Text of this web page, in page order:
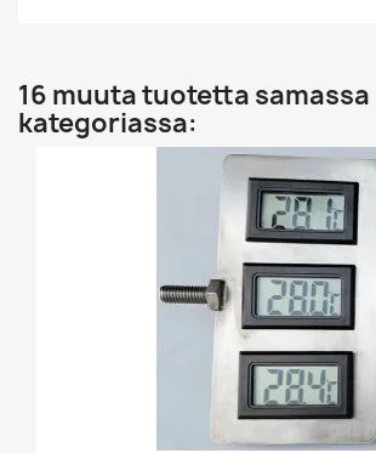
16 muuta tuotetta samassa
kategoriassa: